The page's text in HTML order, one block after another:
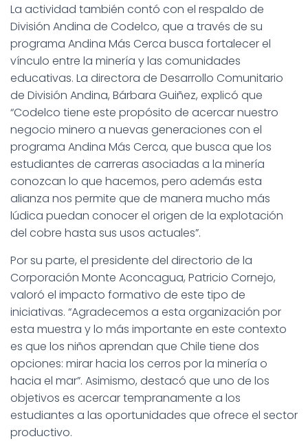
La actividad también contó con el respaldo de
División Andina de Codelco, que a través de su
programa Andina Más Cerca busca fortalecer el
vínculo entre la minería y las comunidades
educativas. La directora de Desarrollo Comunitario
de División Andina, Bárbara Guiñez, explicó que
“Codelco tiene este propósito de acercar nuestro
negocio minero a nuevas generaciones con el
programa Andina Más Cerca, que busca que los
estudiantes de carreras asociadas a la minería
conozcan lo que hacemos, pero además esta
alianza nos permite que de manera mucho más
lúdica puedan conocer el origen de la explotación
del cobre hasta sus usos actuales”.
Por su parte, el presidente del directorio de la
Corporación Monte Aconcagua, Patricio Cornejo,
valoró el impacto formativo de este tipo de
iniciativas. “Agradecemos a esta organización por
esta muestra y lo más importante en este contexto
es que los niños aprendan que Chile tiene dos
opciones: mirar hacia los cerros por la minería o
hacia el mar”. Asimismo, destacó que uno de los
objetivos es acercar tempranamente a los
estudiantes a las oportunidades que ofrece el sector
productivo.